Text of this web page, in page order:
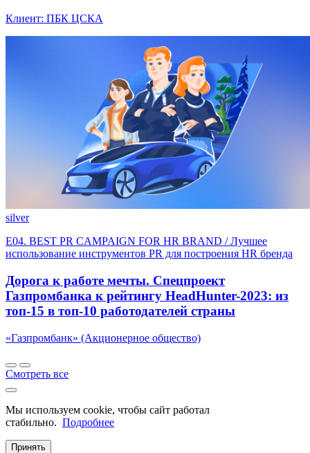
Клиент: ПБК ЦСКА
silver
E04. BEST PR CAMPAIGN FOR HR BRAND / Лучшее
использование инструментов PR для построения HR бренда
Дорога к работе мечты. Спецпроект
Газпромбанка к рейтингу HeadHunter-2023: из
топ-15 в топ-10 работодателей страны
«Газпромбанк» (Акционерное общество)
Смотреть все
Мы используем cookie, чтобы сайт работал
стабильно. Подробнее
Принять